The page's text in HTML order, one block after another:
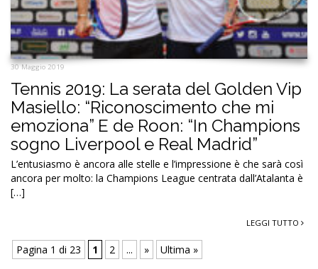
30 Maggio 2019
Tennis 2019: La serata del Golden Vip
Masiello: “Riconoscimento che mi
emoziona” E de Roon: “In Champions
sogno Liverpool e Real Madrid”
L’entusiasmo è ancora alle stelle e l’impressione è che sarà così
ancora per molto: la Champions League centrata dall’Atalanta è
[…]
LEGGI TUTTO
Pagina 1 di 23 1 2 ... » Ultima »